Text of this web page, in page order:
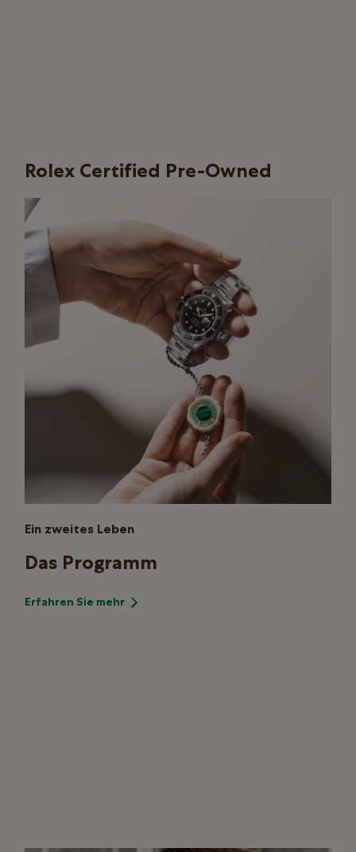
Rolex Certified Pre-Owned
Ein zweites Leben
Das Programm
Erfahren Sie mehr